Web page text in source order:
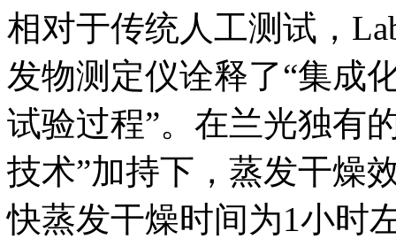
相对于传统人工测试，
发物测定仪诠释了“集成
试验过程”。在兰光独有
技术”加持下，蒸发干燥
快蒸发干燥时间为1小时